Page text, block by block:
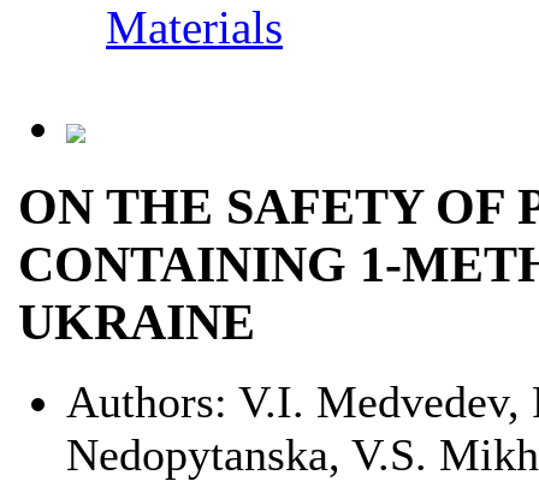
Materials
ON THE SAFETY OF
CONTAINING 1-
UKRAINE
Authors: V.I.
Nedopytanska, V.S.